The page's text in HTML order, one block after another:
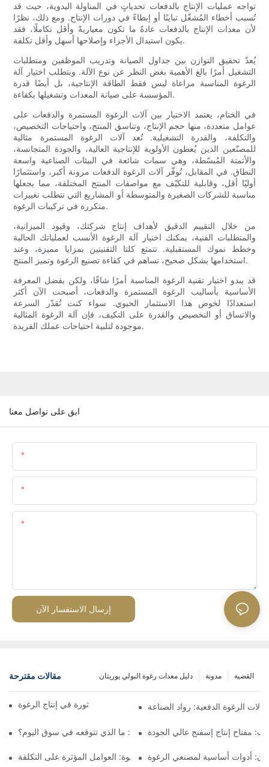
تواجه عمليات الإنتاج بالدفعات تحدياتٍ في المناولة اليدوية، حيث قد
تُسبب أخطاء المُشغّل تباينًا أو إبطاءً في دورات الإنتاج. ومع ذلك، نظرًا
لأن معدات الإنتاج بالدفعات عادةً ما تكون معياريةً وأقل تكاملًا، فقد
يكون استبدال الأجزاء وإصلاحها أسهل وأقل تكلفة.
يُعدّ تحقيق التوازن بين جداول الصيانة وتدريب الموظفين ومتطلبات
التشغيل أمرًا بالغ الأهمية بغض النظر عن نوع الآلة. ويتطلب اختيار آلة
الرغوة المناسبة مراعاة ليس فقط الطاقة الإنتاجية، بل أيضًا قدرة
المؤسسة على صيانة المعدات وتشغيلها بكفاءة.
في الختام، يعتمد الاختيار بين آلات الرغوة المستمرة والدفعات على
عوامل متعددة، منها حجم الإنتاج، وتناسق المنتج، واحتياجات التخصيص،
والتكلفة، والقدرة التشغيلية. تُعد آلات الرغوة المستمرة مثالية
للمصنّعين الذين يُعطون الأولوية للإنتاجية العالية، والجودة المتجانسة،
والأتمتة المُبسّطة، وهي سمات شائعة في البيئات الصناعية واسعة
النطاق. في المقابل، تُوفّر آلات الرغوة الدفعات مرونة أكبر، واستثمارًا
أوليًا أقل، وقابلية للتكيّف مع مواصفات المنتج المختلفة، مما يجعلها
مناسبة للشركات الصغيرة والمتوسطة أو المشاريع التي تتطلب تغييرات
متكررة في تركيبات الرغوة.
من خلال التقييم الدقيق لأهداف إنتاج شركتك، وقيود الميزانية،
والمتطلبات الفنية، يمكنك اختيار آلة الرغوة الأنسب لعملياتك الحالية
وخطط نموك المستقبلية. تتمتع كلتا التقنيتين بمزايا مميزة، وعند
استخدامها بشكل صحيح، تساهم في كفاءة تصنيع الرغوة وتميز المنتج.
قد يبدو اختيار تقنية الرغوة المناسبة أمرًا شاقًا، ولكن بفضل المعرفة
الأساسية بأساليب الرغوة المستمرة والدفعات، أصبحت الآن أكثر
استعدادًا لخوض هذا الاستثمار الحيوي. سواء كنت تُقدّر السرعة
والاتساق أو التخصيص والقدرة على التكيف، فإن آلة الرغوة المثالية
موجودة لتلبية احتياجات عملك الفريدة.
ابق على تواصل معنا
إرسال الاستفسار الآن
مقالات مقترحة القضية مدونة دليل معدات رغوة البولي يوريثان
آلات الرغوة المستمرة: ثورة في إنتاج الرغوةآلات الرغوة الدفعية: رواد الصناعة
أسعار آلات الرغوة الدفعية: ما الذي تتوقعه في سوق اليوم؟
مفتاح إنتاج إسفنج عالي الجودة
أسعار آلات إعادة ربط الرغوة: العوامل المؤثرة على التكلفة
أدوات أساسية لمصنعي الرغوة